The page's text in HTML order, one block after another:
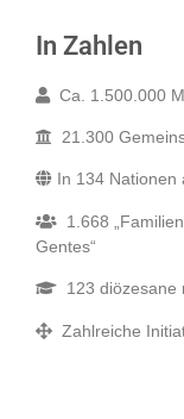
In Zahlen
Ca. 1.500.000
21.300
In 134 Nationen
1.668
Gentes“
123 diözesane
Zahlreiche